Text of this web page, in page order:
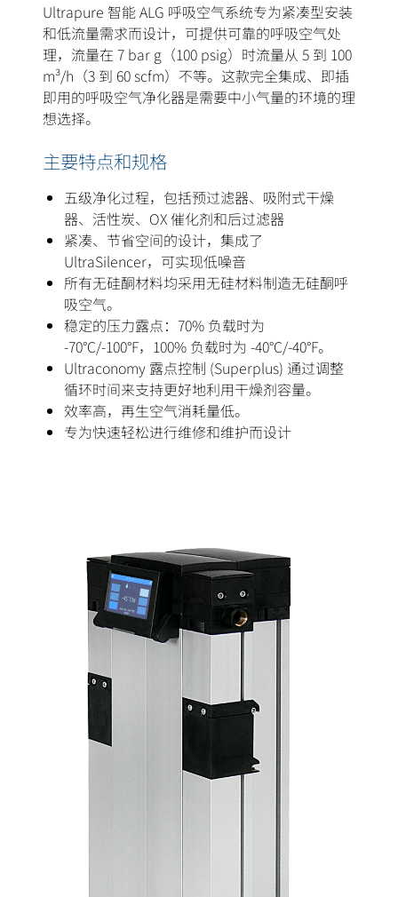
Ultrapure 智能 ALG 呼吸空气系统专为紧凑型安装
和低流量需求而设计，可提供可靠的呼吸空气处
理，流量在 7 bar g（100 psig）时流量从 5 到 100
m³/h（3 到 60 scfm）不等。这款完全集成、即插
即用的呼吸空气净化器是需要中小气量的环境的理
想选择。
主要特点和规格
五级净化过程，包括预过滤器、吸附式干燥
器、活性炭、OX 催化剂和后过滤器
紧凑、节省空间的设计，集成了
UltraSilencer，可实现低噪音
所有无硅酮材料均采用无硅材料制造无硅酮呼
吸空气。
稳定的压力露点：70% 负载时为
-70°C/-100°F，100% 负载时为 -40°C/-40°F。
Ultraconomy 露点控制 (Superplus) 通过调整
循环时间来支持更好地利用干燥剂容量。
效率高，再生空气消耗量低。
专为快速轻松进行维修和维护而设计